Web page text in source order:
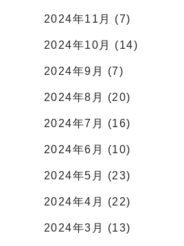
2024年11月 (7)
2024年10月 (14)
2024年9月 (7)
2024年8月 (20)
2024年7月 (16)
2024年6月 (10)
2024年5月 (23)
2024年4月 (22)
2024年3月 (13)